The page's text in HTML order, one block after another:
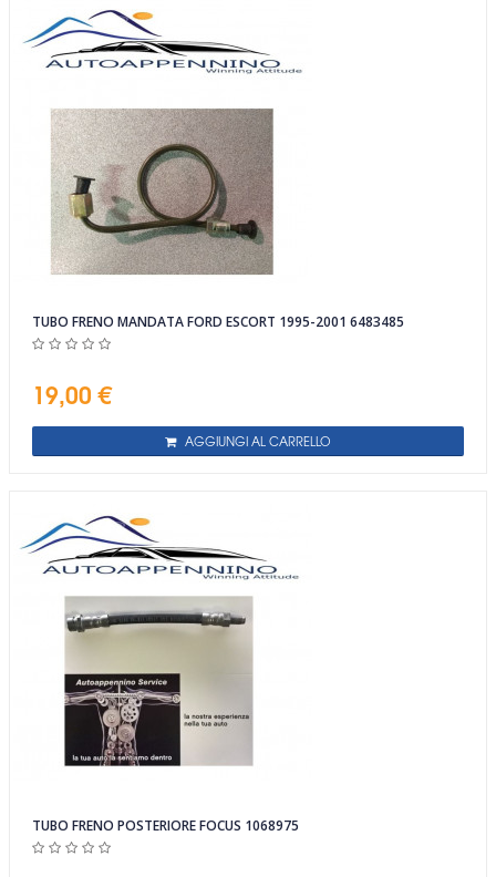
TUBO FRENO MANDATA FORD ESCORT 1995-2001 6483485
19,00 €
AGGIUNGI AL CARRELLO
TUBO FRENO POSTERIORE FOCUS 1068975